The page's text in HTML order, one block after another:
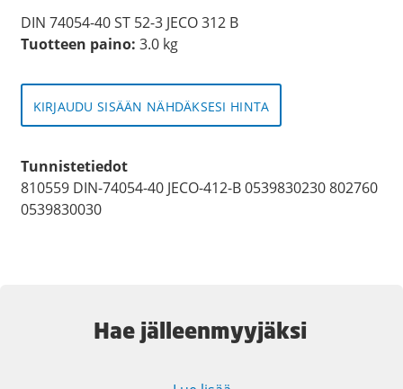
DIN 74054-40 ST 52-3 JECO 312 B
Tuotteen paino: 3.0 kg
KIRJAUDU SISÄÄN NÄHDÄKSESI HINTA
Tunnistetiedot
810559 DIN-74054-40 JECO-412-B 0539830230 802760
0539830030
Hae jälleenmyyjäksi